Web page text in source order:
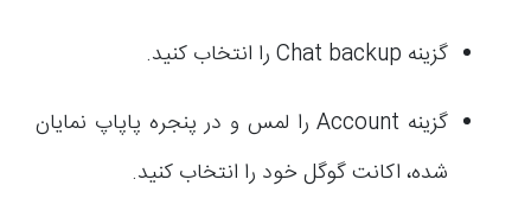
گزینه Chat backup را انتخاب کنید.
گزینه Account را لمس و در پنجره پاپاپ نمایان
شده، اکانت گوگل خود را انتخاب کنید.